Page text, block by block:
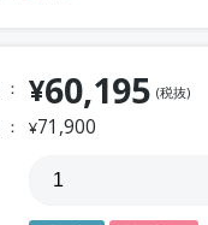
¥60,195 (税抜)
¥71,900